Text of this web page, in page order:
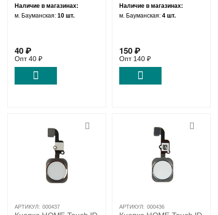
Наличие в магазинах:
м. Бауманская:10 шт.
40₽
Опт40 ₽
Наличие в магазинах:
м. Бауманская:4 шт.
150₽
Опт 140 ₽
АРТИКУЛ: 000437 АРТИКУЛ: 000436